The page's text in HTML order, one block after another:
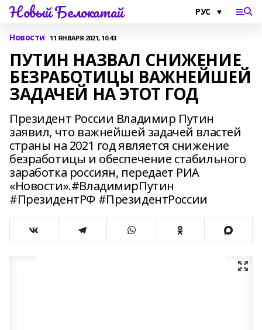
Новый Белокатай
Новости 11 ЯНВАРЯ 2021, 10:43
ПУТИН НАЗВАЛ СНИЖЕНИЕ
БЕЗРАБОТИЦЫ ВАЖНЕЙШЕЙ
ЗАДАЧЕЙ НА ЭТОТ ГОД
Президент России Владимир Путин
заявил, что важнейшей задачей властей
страны на 2021 год является снижение
безработицы и обеспечение стабильного
заработка россиян, передает РИА
«Новости».#ВладимирПутин
#ПрезидентРФ #ПрезидентРоссии